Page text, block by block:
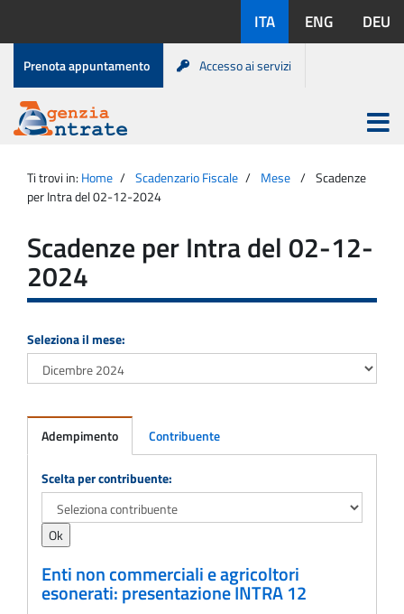
contenuto
disponibili:
ITA ENG DEU
Menu
di
servizio
Prenota appuntamento Accesso ai servizi
Agenzia
Entrate
Apri
menu
principale
Ti trovi in: Home Scadenzario Fiscale Mese
Scadenze
per Intra del 02-12-2024
Scadenze per Intra del 02-12-
2024
Seleziona il mese:
Adempimento Contribuente
Adempimento
Scelta per contribuente:
Enti non commerciali e agricoltori
esonerati: presentazione INTRA 12